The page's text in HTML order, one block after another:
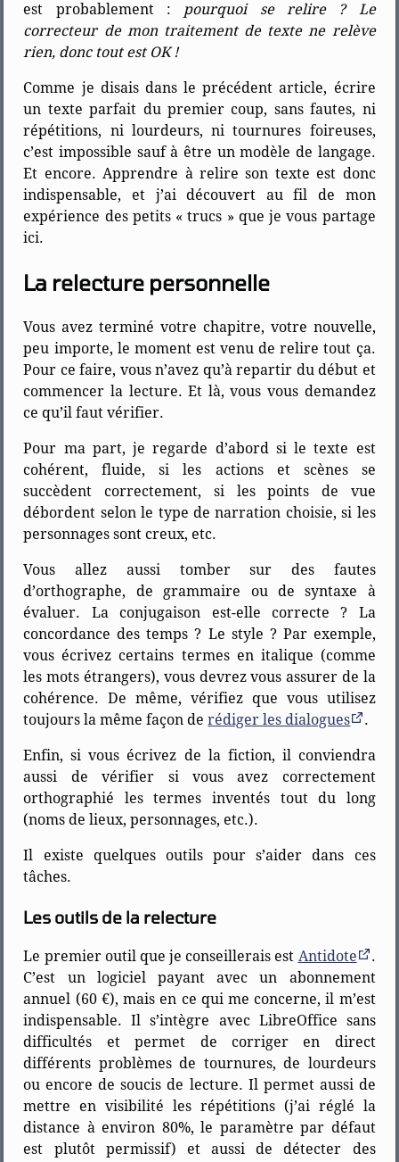
est probablement : pourquoi se relire ? Le
correcteur de mon traitement de texte ne relève
rien, donc tout est OK !
Comme je disais dans le précédent article, écrire
un texte parfait du premier coup, sans fautes, ni
répétitions, ni lourdeurs, ni tournures foireuses,
c’est impossible sauf à être un modèle de langage.
Et encore. Apprendre à relire son texte est donc
indispensable, et j’ai découvert au fil de mon
expérience des petits « trucs » que je vous partage
ici.
La relecture personnelle
Vous avez terminé votre chapitre, votre nouvelle,
peu importe, le moment est venu de relire tout ça.
Pour ce faire, vous n’avez qu’à repartir du début et
commencer la lecture. Et là, vous vous demandez
ce qu’il faut vérifier.
Pour ma part, je regarde d’abord si le texte est
cohérent, fluide, si les actions et scènes se
succèdent correctement, si les points de vue
débordent selon le type de narration choisie, si les
personnages sont creux, etc.
Vous allez aussi tomber sur des fautes
d’orthographe, de grammaire ou de syntaxe à
évaluer. La conjugaison est-elle correcte ? La
concordance des temps ? Le style ? Par exemple,
vous écrivez certains termes en italique (comme
les mots étrangers), vous devrez vous assurer de la
cohérence. De même, vérifiez que vous utilisez
toujours la même façon derédiger les dialogues .
Enfin, si vous écrivez de la fiction, il conviendra
aussi de vérifier si vous avez correctement
orthographié les termes inventés tout du long
(noms de lieux, personnages, etc.).
Il existe quelques outils pour s’aider dans ces
tâches.
Les outils de la relecture
Le premier outil que je conseillerais est Antidote
.
C’est un logiciel payant avec un abonnement
annuel (60 €), mais en ce qui me concerne, il m’est
indispensable. Il s’intègre avec LibreOffice sans
difficultés et permet de corriger en direct
différents problèmes de tournures, de lourdeurs
ou encore de soucis de lecture. Il permet aussi de
mettre en visibilité les répétitions (j’ai réglé la
distance à environ 80%, le paramètre par défaut
est plutôt permissif) et aussi de détecter des